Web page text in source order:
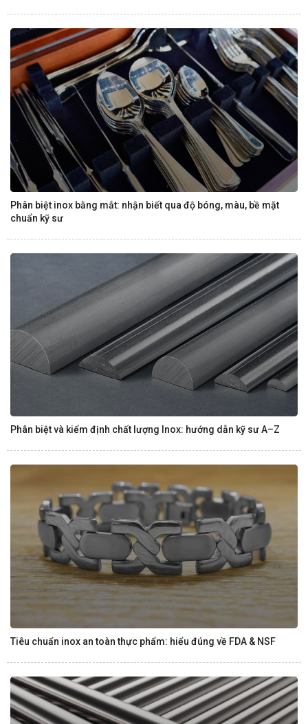
Phân biệt inox bằng mắt: nhận biết qua độ bóng, màu, bề mặt
chuẩn kỹ sư
Phân biệt và kiểm định chất lượng Inox: hướng dẫn kỹ sư A–Z
Tiêu chuẩn inox an toàn thực phẩm: hiểu đúng về FDA & NSF